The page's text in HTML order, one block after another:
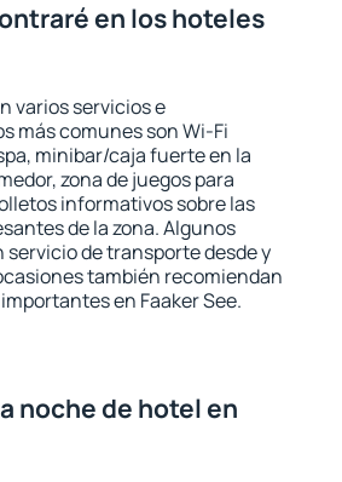
en los hoteles
varios servicios e
más comunes son Wi-Fi
minibar/caja fuerte en la
zona de juegos para
informativos sobre las
de la zona. Algunos
de transporte desde y
también recomiendan
en Faaker See.
noche de hotel en